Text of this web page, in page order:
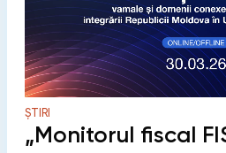
ȘTIRI
„Monitorul fiscal